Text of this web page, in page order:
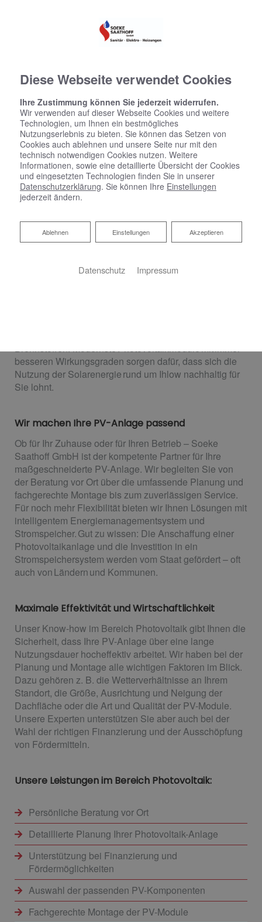
Ihre Photovoltaik-Anlage von
Soeke Saathoff GmbH
Produzieren Sie Ihren eigenen Solarstrom
Brennstoffen. Modernste Photovoltaikmodule mit immer
besseren Wirkungsgraden sorgen dafür, dass sich die
Nutzung der Solarenergie rund um Ihlow nachhaltig für
Sie lohnt.
Wir machen Ihre PV-Anlage passend
Ob für Ihr Zuhause oder für Ihren Betrieb – Soeke
Saathoff GmbH ist der kompetente Partner für Ihre
maßgeschneiderte PV-Anlage. Wir begleiten Sie von
der Beratung vor Ort über die umfassende Planung und
fachgerechte Montage bis zum zuverlässigen Service.
Für noch mehr Flexibilität bieten wir Ihnen Lösungen mit
intelligentem Energiemanagementsystem und
Stromspeicher. Gut zu wissen: Die Anschaffung einer
Photovoltaikanlage und die Investition in ein
Stromspeichersystem werden vom Staat gefördert – oft
auch von Ländern und Kommunen.
Maximale Effektivität und Wirtschaftlichkeit
Unser Know-how im Bereich Photovoltaik gibt Ihnen die
Sicherheit, dass Ihre PV-Anlage über eine lange
Nutzungsdauer hocheffektiv arbeitet. Wir haben bei der
Planung und Montage alle wichtigen Faktoren im Blick.
Dazu gehören z. B. die Wetterverhältnisse an Ihrem
Standort, die Größe, Ausrichtung und Neigung der
Dachfläche oder die Art und Qualität der PV-Module.
Unsere Experten unterstützen Sie aber auch bei der
Wahl der richtigen Finanzierung und der Ausschöpfung
von Fördermitteln.
Unsere Leistungen im Bereich Photovoltaik:
Persönliche Beratung vor Ort
Detaillierte Planung Ihrer Photovoltaik-Anlage
Unterstützung bei Finanzierung und
Fördermöglichkeiten
Auswahl der passenden PV-Komponenten
Fachgerechte Montage der PV-Module
Diese Webseite verwendet Cookies
Ihre Zustimmung können Sie jederzeit widerrufen.
Wir verwenden auf dieser Webseite Cookies und weitere
Technologien, um Ihnen ein bestmögliches
Nutzungserlebnis zu bieten. Sie können das Setzen von
Cookies auch ablehnen und unsere Seite nur mit den
technisch notwendigen Cookies nutzen. Weitere
Informationen, sowie eine detaillierte Übersicht der Cookies
und eingesetzten Technologien finden Sie in unserer
Datenschutzerklärung. Sie können Ihre Einstellungen
jederzeit ändern.
Akzeptieren
Einstellungen
Ablehnen
Ablehnen
Datenschutz Impressum